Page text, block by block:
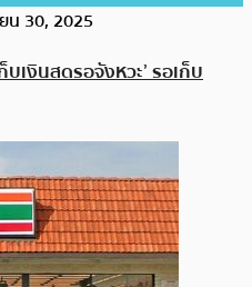
น 30, 2025
เงินสดรอจังหวะ’ รอเก็บ